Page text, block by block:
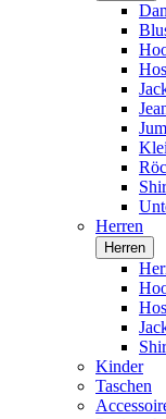
Herren
Herren
Kinder
Taschen